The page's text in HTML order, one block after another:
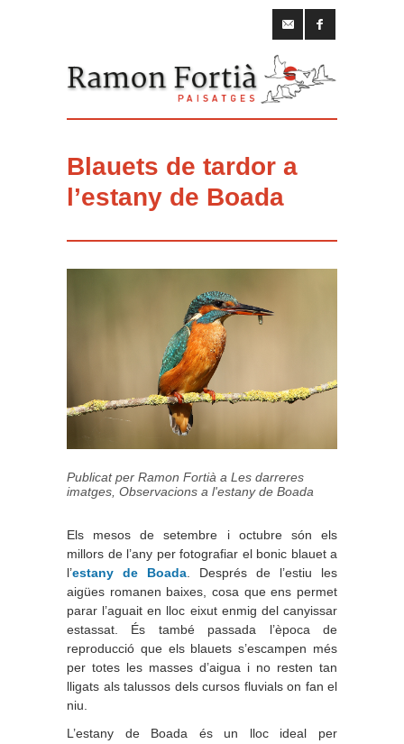
Blauets de tardor a
l’estany de Boada
Publicat per Ramon Fortià a Les darreres
imatges, Observacions a l'estany de Boada
Els mesos de setembre i octubre són els
millors de l’any per fotografiar el bonic blauet a
l’estany de Boada. Després de l’estiu les
aigües romanen baixes, cosa que ens permet
parar l’aguait en lloc eixut enmig del canyissar
estassat. És també passada l’època de
reproducció que els blauets s’escampen més
per totes les masses d’aigua i no resten tan
lligats als talussos dels cursos fluvials on fan el
niu.
L’estany de Boada és un lloc ideal per